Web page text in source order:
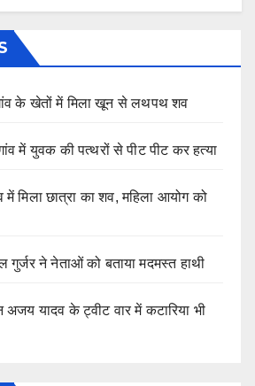
के खेतों में मिला खून से लथपथ शव
में युवक की पत्थरों से पीट पीट कर हत्या
में मिला छात्रा का शव, महिला आयोग को
गुर्जर ने नेताओं को बताया मदमस्त हाथी
यादव के ट्वीट वार में कटारिया भी